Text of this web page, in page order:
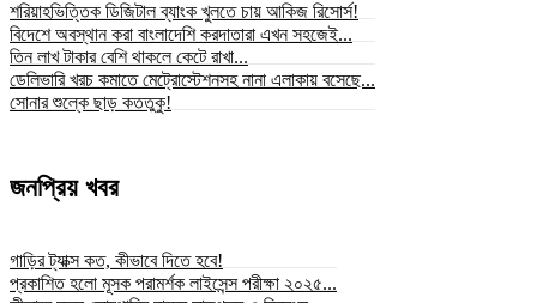
শরিয়াহভিত্তিক ডিজিটাল ব্যাংক খুলতে চায় আকিজ রিসোর্স!
বিদেশে অবস্থান করা বাংলাদেশি করদাতারা এখন সহজেই...
তিন লাখ টাকার বেশি থাকলে কেটে রাখা...
ডেলিভারি খরচ কমাতে মেট্রোস্টেশনসহ নানা এলাকায় বসেছে...
সোনার শুল্কে ছাড় কততুকু!
জনপ্রিয় খবর
গাড়ির ট্যাক্স কত, কীভাবে দিতে হবে!
প্রকাশিত হলো মূসক পরামর্শক লাইসেন্স পরীক্ষা ২০২৫...